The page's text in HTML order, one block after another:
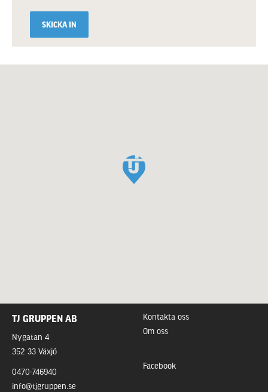
TJ GRUPPEN AB
Nygatan 4
352 33 Växjö
0470-746940
info@tjgruppen.se
Kontakta oss
Om oss
Facebook